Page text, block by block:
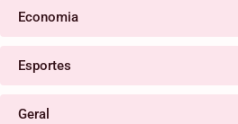
Economia
Esportes
Geral